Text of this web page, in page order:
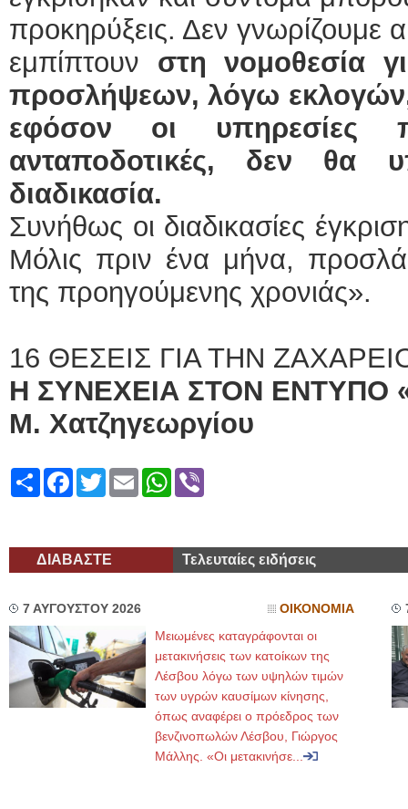
προκηρύξεις. Δεν γνωρίζουμε
εμπίπτουν στη νομοθεσία
προσλήψεων, λόγω
εφόσον οι υπηρεσίες
ανταποδοτικές, δεν θα
διαδικασία.
Συνήθως οι διαδικασίες
Μόλις πριν ένα μήνα,
της προηγούμενης χρονιάς».
16 ΘΕΣΕΙΣ ΓΙΑ ΤΗΝ
Η ΣΥΝΕΧΕΙΑ ΣΤΟΝ ΕΝΤΥΠΟ
Μ. Χατζηγεωργίου
ShareFacebook
TwitterEmailWhatsApp
ΔΙΑΒΑΣΤΕ Τελευταίες ειδήσεις
7 ΑΥΓΟΥΣΤΟΥ 2026 ΟΙΚΟΝΟΜΙΑ
Μειωμένες καταγράφονται οι
μετακινήσεις των κατοίκων της
Λέσβου λόγω των υψηλών τιμών
των υγρών καυσίμων κίνησης,
όπως αναφέρει ο πρόεδρος των
βενζινοπωλών Λέσβου, Γιώργος
Μάλλης. «Οι μετακινήσε...